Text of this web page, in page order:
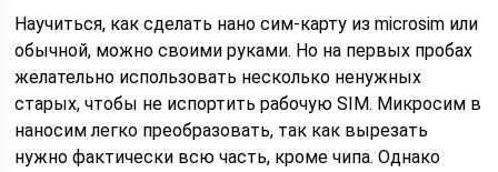
Научиться, как сделать нано сим-карту из microsim или
обычной, можно своими руками. Но на первых пробах
желательно использовать несколько ненужных
старых, чтобы не испортить рабочую SIM. Микросим в
наносим легко преобразовать, так как вырезать
нужно фактически всю часть, кроме чипа. Однако